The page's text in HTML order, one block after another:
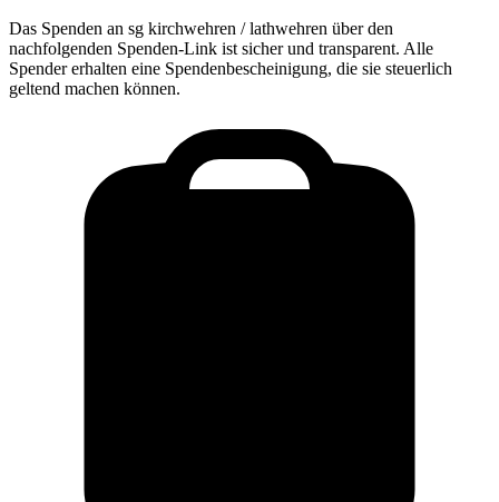
Das Spenden an sg kirchwehren / lathwehren über den
nachfolgenden Spenden-Link ist sicher und transparent. Alle
Spender erhalten eine Spendenbescheinigung, die sie steuerlich
geltend machen können.